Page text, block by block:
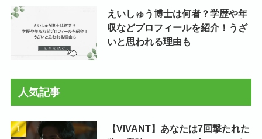
えいしゅう博士は何者？学歴や年
収などプロフィールを紹介！うざ
いと思われる理由も
人気記事
【VIVANT】あなたは7回撃たれた